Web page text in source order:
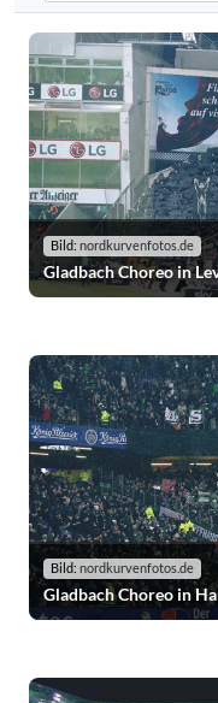
Filtert die
Bild: nordkurvenfotos.de
Gladbach Choreo in
Bild: nordkurvenfotos.de
Gladbach Choreo in